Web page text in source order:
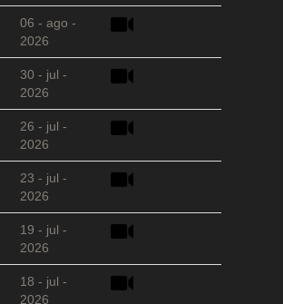
06 - ago -
2026
30 - jul -
2026
26 - jul -
2026
23 - jul -
2026
19 - jul -
2026
18 - jul -
2026